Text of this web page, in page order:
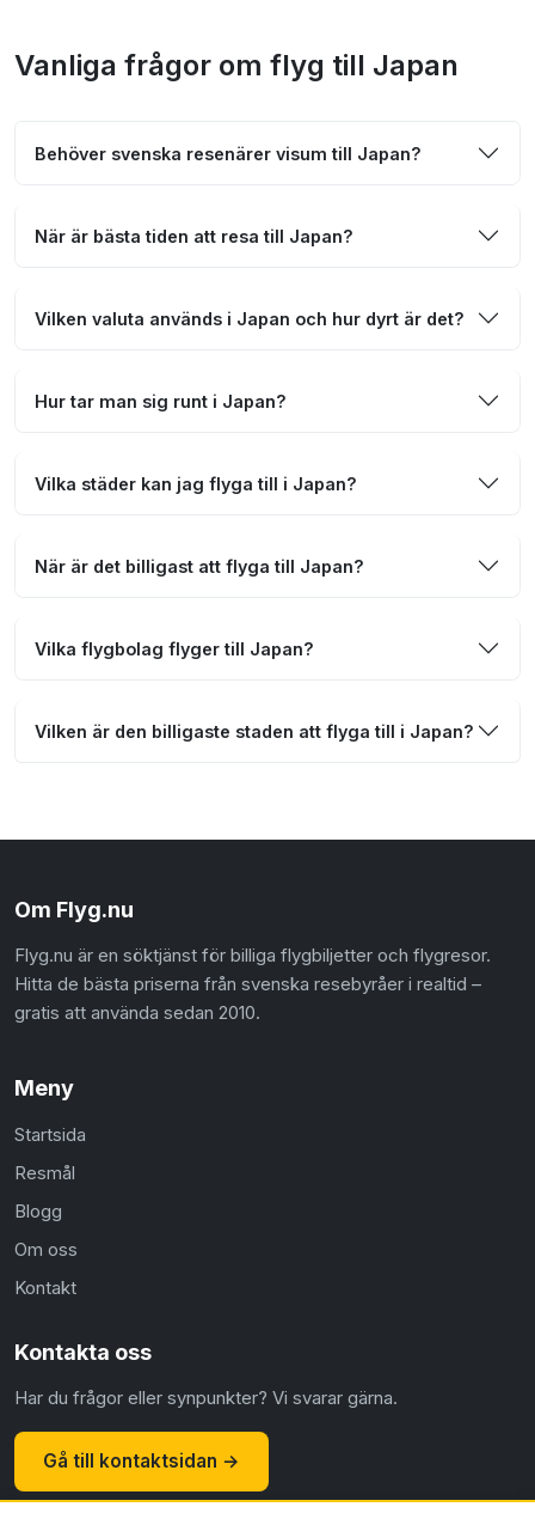
Vanliga frågor om flyg till Japan
Behöver svenska resenärer visum till Japan?
När är bästa tiden att resa till Japan?
Vilken valuta används i Japan och hur dyrt är det?
Hur tar man sig runt i Japan?
Vilka städer kan jag flyga till i Japan?
När är det billigast att flyga till Japan?
Vilka flygbolag flyger till Japan?
Vilken är den billigaste staden att flyga till i Japan?
Om Flyg.nu
Flyg.nu är en söktjänst för billiga flygbiljetter och flygresor.
Hitta de bästa priserna från svenska resebyråer i realtid –
gratis att använda sedan 2010.
Meny
Startsida
Resmål
Blogg
Om oss
Kontakt
Kontakta oss
Har du frågor eller synpunkter? Vi svarar gärna.
Gå till kontaktsidan →